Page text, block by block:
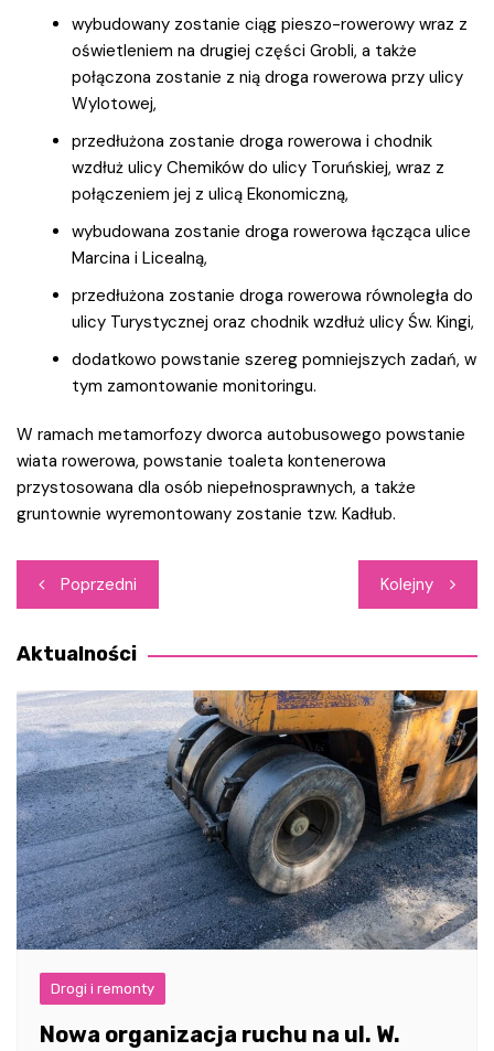
wybudowany zostanie ciąg pieszo-rowerowy wraz z
oświetleniem na drugiej części Grobli, a także
połączona zostanie z nią droga rowerowa przy ulicy
Wylotowej,
przedłużona zostanie droga rowerowa i chodnik
wzdłuż ulicy Chemików do ulicy Toruńskiej, wraz z
połączeniem jej z ulicą Ekonomiczną,
wybudowana zostanie droga rowerowa łącząca ulice
Marcina i Licealną,
przedłużona zostanie droga rowerowa równoległa do
ulicy Turystycznej oraz chodnik wzdłuż ulicy Św. Kingi,
dodatkowo powstanie szereg pomniejszych zadań, w
tym zamontowanie monitoringu.
W ramach metamorfozy dworca autobusowego powstanie
wiata rowerowa, powstanie toaleta kontenerowa
przystosowana dla osób niepełnosprawnych, a także
gruntownie wyremontowany zostanie tzw. Kadłub.
Nawigacja
wpisu
Poprzedni Kolejny
Aktualności
Drogi i remonty
Nowa organizacja ruchu na ul. W.